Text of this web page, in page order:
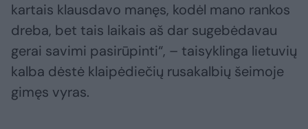
kartais klausdavo manęs, kodėl mano rankos
dreba, bet tais laikais aš dar sugebėdavau
gerai savimi pasirūpinti“, – taisyklinga lietuvių
kalba dėstė klaipėdiečių rusakalbių šeimoje
gimęs vyras.